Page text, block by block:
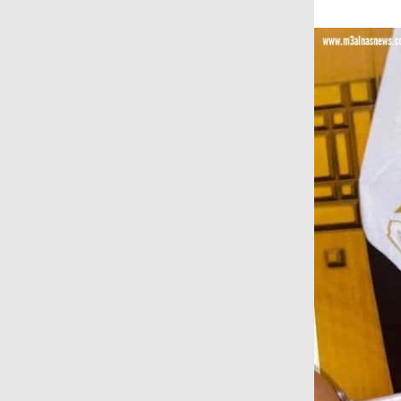
المجتمع